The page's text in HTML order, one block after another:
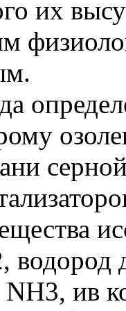
их
водород
ив